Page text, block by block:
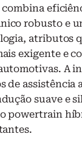
robusto e
atributos
exigente e
A
de assistência
suave e
powertrain